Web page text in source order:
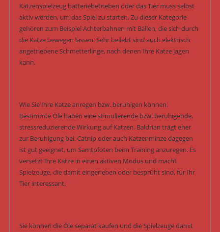
Katzenspielzeug batteriebetrieben oder das Tier muss selbst
aktiv werden, um das Spiel zu starten. Zu dieser Kategorie
gehören zum Beispiel Achterbahnen mit Bällen, die sich durch
die Katze bewegen lassen. Sehr beliebt sind auch elektrisch
angetriebene Schmetterlinge, nach denen Ihre Katze jagen
kann.
Wie Sie Ihre Katze anregen bzw. beruhigen können.
Bestimmte Öle haben eine stimulierende bzw. beruhigende,
stressreduzierende Wirkung auf Katzen. Baldrian trägt eher
zur Beruhigung bei. Catnip oder auch Katzenminze dagegen
ist gut geeignet, um Samtpfoten beim Training anzuregen. Es
versetzt Ihre Katze in einen aktiven Modus und macht
Spielzeuge, die damit eingerieben oder besprüht sind, für Ihr
Tier interessant.
Sie können die Öle separat kaufen und die Spielzeuge damit